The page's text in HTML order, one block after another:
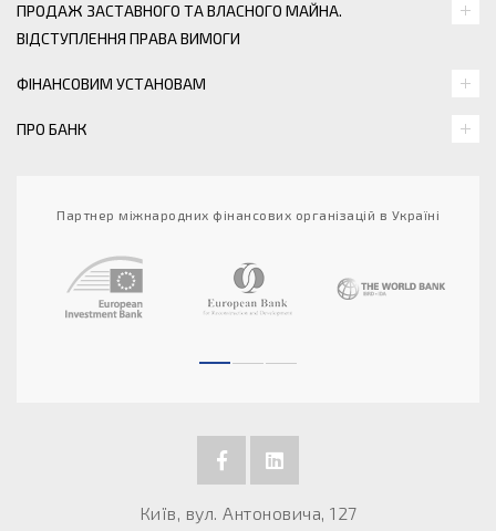
ПРОДАЖ ЗАСТАВНОГО ТА ВЛАСНОГО МАЙНА.
ВІДСТУПЛЕННЯ ПРАВА ВИМОГИ
ФІНАНСОВИМ УСТАНОВАМ
ПРО БАНК
Партнер міжнародних фінансових організацій в Україні
Київ, вул. Антоновича, 127